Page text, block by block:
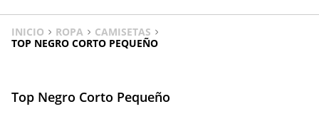
INICIO ROPA
CAMISETAS
TOP NEGRO CORTO PEQUEÑO
Top Negro Corto Pequeño